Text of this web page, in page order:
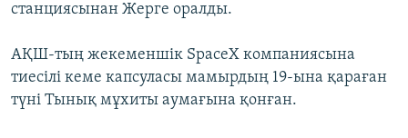
станциясынан Жерге оралды.
АҚШ-тың жекеменшік SpaceX компаниясына
тиесілі кеме капсуласы мамырдың 19-ына қараған
түні Тынық мұхиты аумағына қонған.